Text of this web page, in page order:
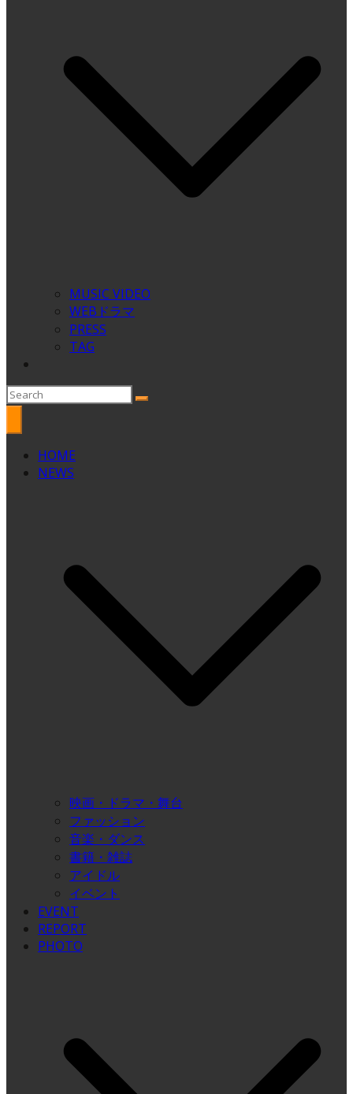
MUSIC VIDEO
WEBドラマ
PRESS
TAG
HOME
NEWS
映画・ドラマ・舞台
ファッション
音楽・ダンス
書籍・雑誌
アイドル
イベント
EVENT
REPORT
PHOTO